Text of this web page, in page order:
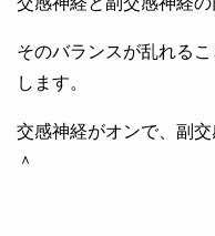
そのバランスが乱れる
します。
交感神経がオンで、副
＾